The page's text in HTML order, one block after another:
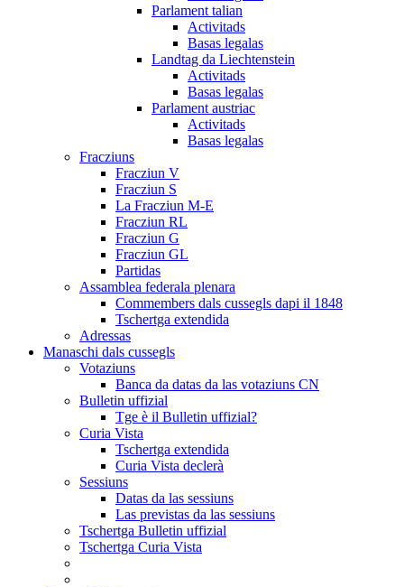
Parlament talian
Activitads
Basas legalas
Landtag da Liechtenstein
Activitads
Basas legalas
Parlament austriac
Activitads
Basas legalas
Fracziuns
Fracziun V
Fracziun S
La Fracziun M-E
Fracziun RL
Fracziun G
Fracziun GL
Partidas
Assamblea federala plenara
Commembers dals cussegls dapi il 1848
Tschertga extendida
Adressas
Manaschi dals cussegls
Votaziuns
Banca da datas da las votaziuns CN
Bulletin uffizial
Tge è il Bulletin uffizial?
Curia Vista
Tschertga extendida
Curia Vista declerà
Sessiuns
Datas da las sessiuns
Las previstas da las sessiuns
Tschertga Bulletin uffizial
Tschertga Curia Vista